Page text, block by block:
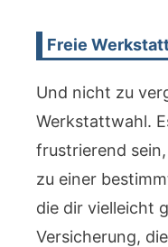
Freie
Und nicht zu
Werkstattwahl.
frustrierend
zu einer
die dir vielleicht
Versicherung,